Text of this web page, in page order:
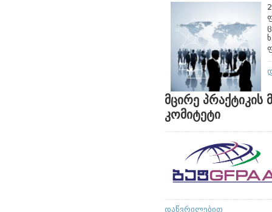
მცირე
კომიტეტი
დაწვრილებით